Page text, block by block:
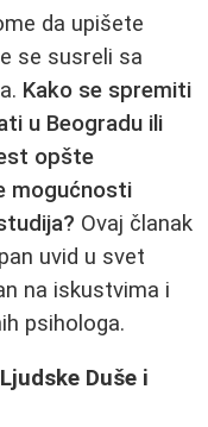
da upišete
se susreli sa
Kako se spremiti
u Beogradu ili
opšte
mogućnosti
Ovaj članak
uvid u svet
na iskustvima i
psihologa.
Duše i